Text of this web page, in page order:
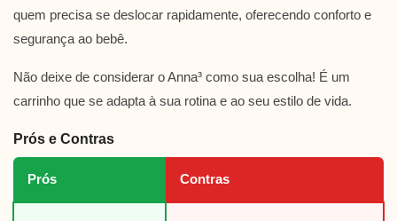
quem precisa se deslocar rapidamente, oferecendo conforto e
segurança ao bebê.
Não deixe de considerar o Anna³ como sua escolha! É um
carrinho que se adapta à sua rotina e ao seu estilo de vida.
Prós e Contras
Prós Contras